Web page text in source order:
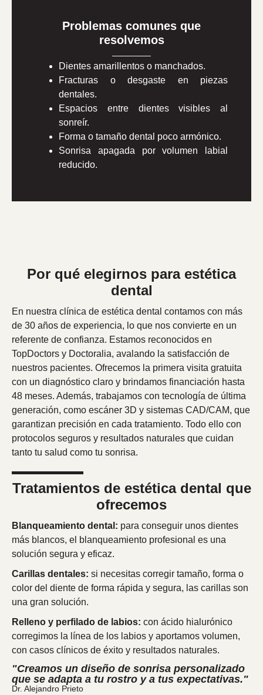
Problemas comunes que
resolvemos
Dientes amarillentos o manchados.
Fracturas o desgaste en piezas
dentales.
Espacios entre dientes visibles al
sonreír.
Forma o tamaño dental poco armónico.
Sonrisa apagada por volumen labial
reducido.
Por qué elegirnos para estética
dental
En nuestra clínica de estética dental contamos con más
de 30 años de experiencia, lo que nos convierte en un
referente de confianza. Estamos reconocidos en
TopDoctors y Doctoralia, avalando la satisfacción de
nuestros pacientes. Ofrecemos la primera visita gratuita
con un diagnóstico claro y brindamos financiación hasta
48 meses. Además, trabajamos con tecnología de última
generación, como escáner 3D y sistemas CAD/CAM, que
garantizan precisión en cada tratamiento. Todo ello con
protocolos seguros y resultados naturales que cuidan
tanto tu salud como tu sonrisa.
Tratamientos de estética dental que
ofrecemos
Blanqueamiento dental: para conseguir unos dientes
más blancos, el blanqueamiento profesional es una
solución segura y eficaz.
Carillas dentales: si necesitas corregir tamaño, forma o
color del diente de forma rápida y segura, las carillas son
una gran solución.
Relleno y perfilado de labios: con ácido hialurónico
corregimos la línea de los labios y aportamos volumen,
con casos clínicos de éxito y resultados naturales.
"Creamos un diseño de sonrisa personalizado
que se adapta a tu rostro y a tus expectativas."
Dr. Alejandro Prieto